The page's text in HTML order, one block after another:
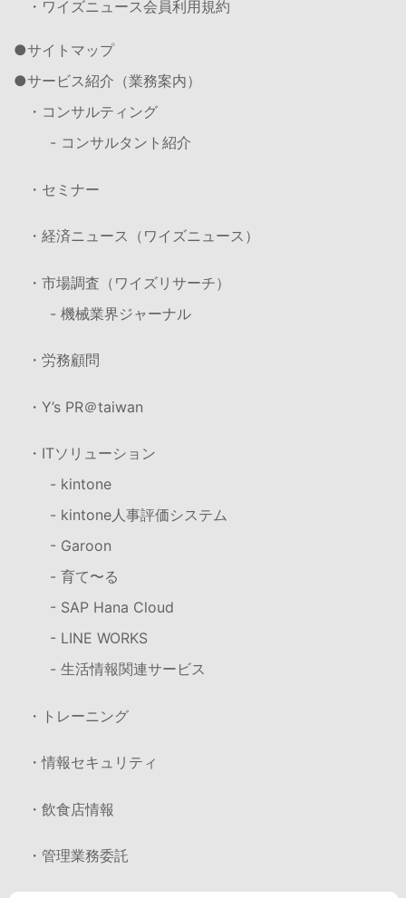
・ワイズニュース会員利用規約
サイトマップ
サービス紹介（業務案内）
・コンサルティング
- コンサルタント紹介
・セミナー
・経済ニュース（ワイズニュース）
・市場調査（ワイズリサーチ）
- 機械業界ジャーナル
・労務顧問
・Y’s PR＠taiwan
・ITソリューション
- kintone
- kintone人事評価システム
- Garoon
- 育て〜る
- SAP Hana Cloud
- LINE WORKS
- 生活情報関連サービス
・トレーニング
・情報セキュリティ
・飲食店情報
・管理業務委託